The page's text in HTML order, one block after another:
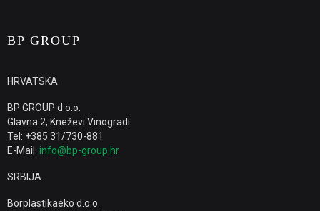
BP GROUP
HRVATSKA
BP GROUP d.o.o.
Glavna 2, Kneževi Vinogradi
Tel: +385 31/730-881
E-Mail: info@bp-group.hr
SRBIJA
Borplastikaeko d.o.o.